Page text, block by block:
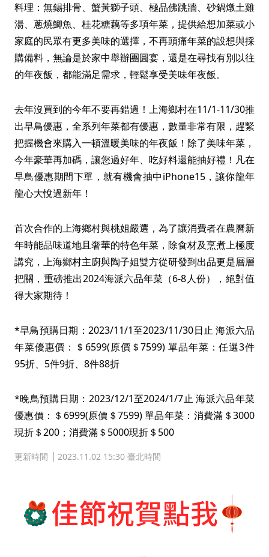
料理：無錫排骨、蟹黃獅子頭、極品佛跳牆、砂鍋燉土雞
湯、蔥燒鯽魚、桂花糖藕等多項年菜，提供給想加菜或小
家庭的民眾有更多美味的選擇，不再頭痛年菜的設想與採
購備料，無論是於家中舉辦團圓宴，還是在尋找有別以往
的年夜飯，都能滿足需求，輕鬆享受美味年夜飯。
去年沒買到的今年不要再錯過！上海鄉村在11/1-11/30推
出早鳥優惠，全系列年菜都有優惠，數量非常有限，趕緊
把握機會來購入一頓溫暖美味的年夜飯！除了美味年菜，
今年豪華再加碼，讓您過好年、吃好料還能抽好禮！凡在
早鳥優惠期間下單，就有機會抽中iPhone15，讓你龍年
龍心大悅過新年！
首次合作的上海鄉村與桃姐嚴選，為了讓消費者在農曆新
年時能品味道地且奢華的特色年菜，除食材及烹煮上極度
講究，上海鄉村主廚與陶子姐雙方從研發到出品更是層層
把關，重磅推出2024海派六品年菜（6-8人份），絕對值
得大家期待！
*早鳥預購日期：2023/11/1至2023/11/30日止 海派六品
年菜優惠價：＄6599(原價＄7599) 單品年菜：任選3件
95折、5件9折、8件88折
*晚鳥預購日期：2023/12/1至2024/1/7止 海派六品年菜
優惠價：＄6999(原價＄7599) 單品年菜：消費滿＄3000
現折＄200；消費滿＄5000現折＄500
更新時間 2023.11.02 15:30 臺北時間